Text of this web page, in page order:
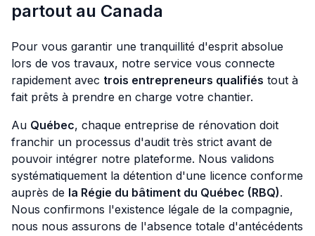
partout au Canada
Pour vous garantir une tranquillité d'esprit absolue
lors de vos travaux, notre service vous connecte
rapidement avec trois entrepreneurs qualifiés tout à
fait prêts à prendre en charge votre chantier.
Au Québec, chaque entreprise de rénovation doit
franchir un processus d'audit très strict avant de
pouvoir intégrer notre plateforme. Nous validons
systématiquement la détention d'une licence conforme
auprès de la Régie du bâtiment du Québec (RBQ).
Nous confirmons l'existence légale de la compagnie,
nous nous assurons de l'absence totale d'antécédents